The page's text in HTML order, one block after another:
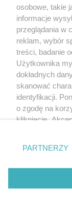
NA
osobowe, takie
informacje
przeglądania w
reklam, wybór
treści, badanie
Użytkownika
dokładnych
skanować
identyfikacji.
o zgodę na
kliknięcie
prywatności
. Niektóre
zgody
takiemu
zastosowania
PARTNERZY